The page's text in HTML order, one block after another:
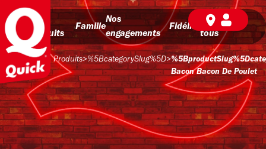
Nos
produits
Famille
Nos
engagements
Fidélité
BD pour
tous
Produits>%5BcategorySlug%5D>
Bacon Bacon De Poulet